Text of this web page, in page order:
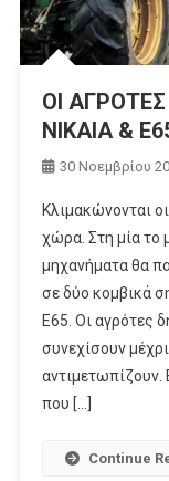
ΟΙ
ΝΙΚΑΙΑ &
30 Νοεμβρίου
Κλιμακώνονται
χώρα. Στη μία το
μηχανήματα θα
σε δύο κομβικά
Ε65. Οι αγρότες
συνεχίσουν
που […]
Continue